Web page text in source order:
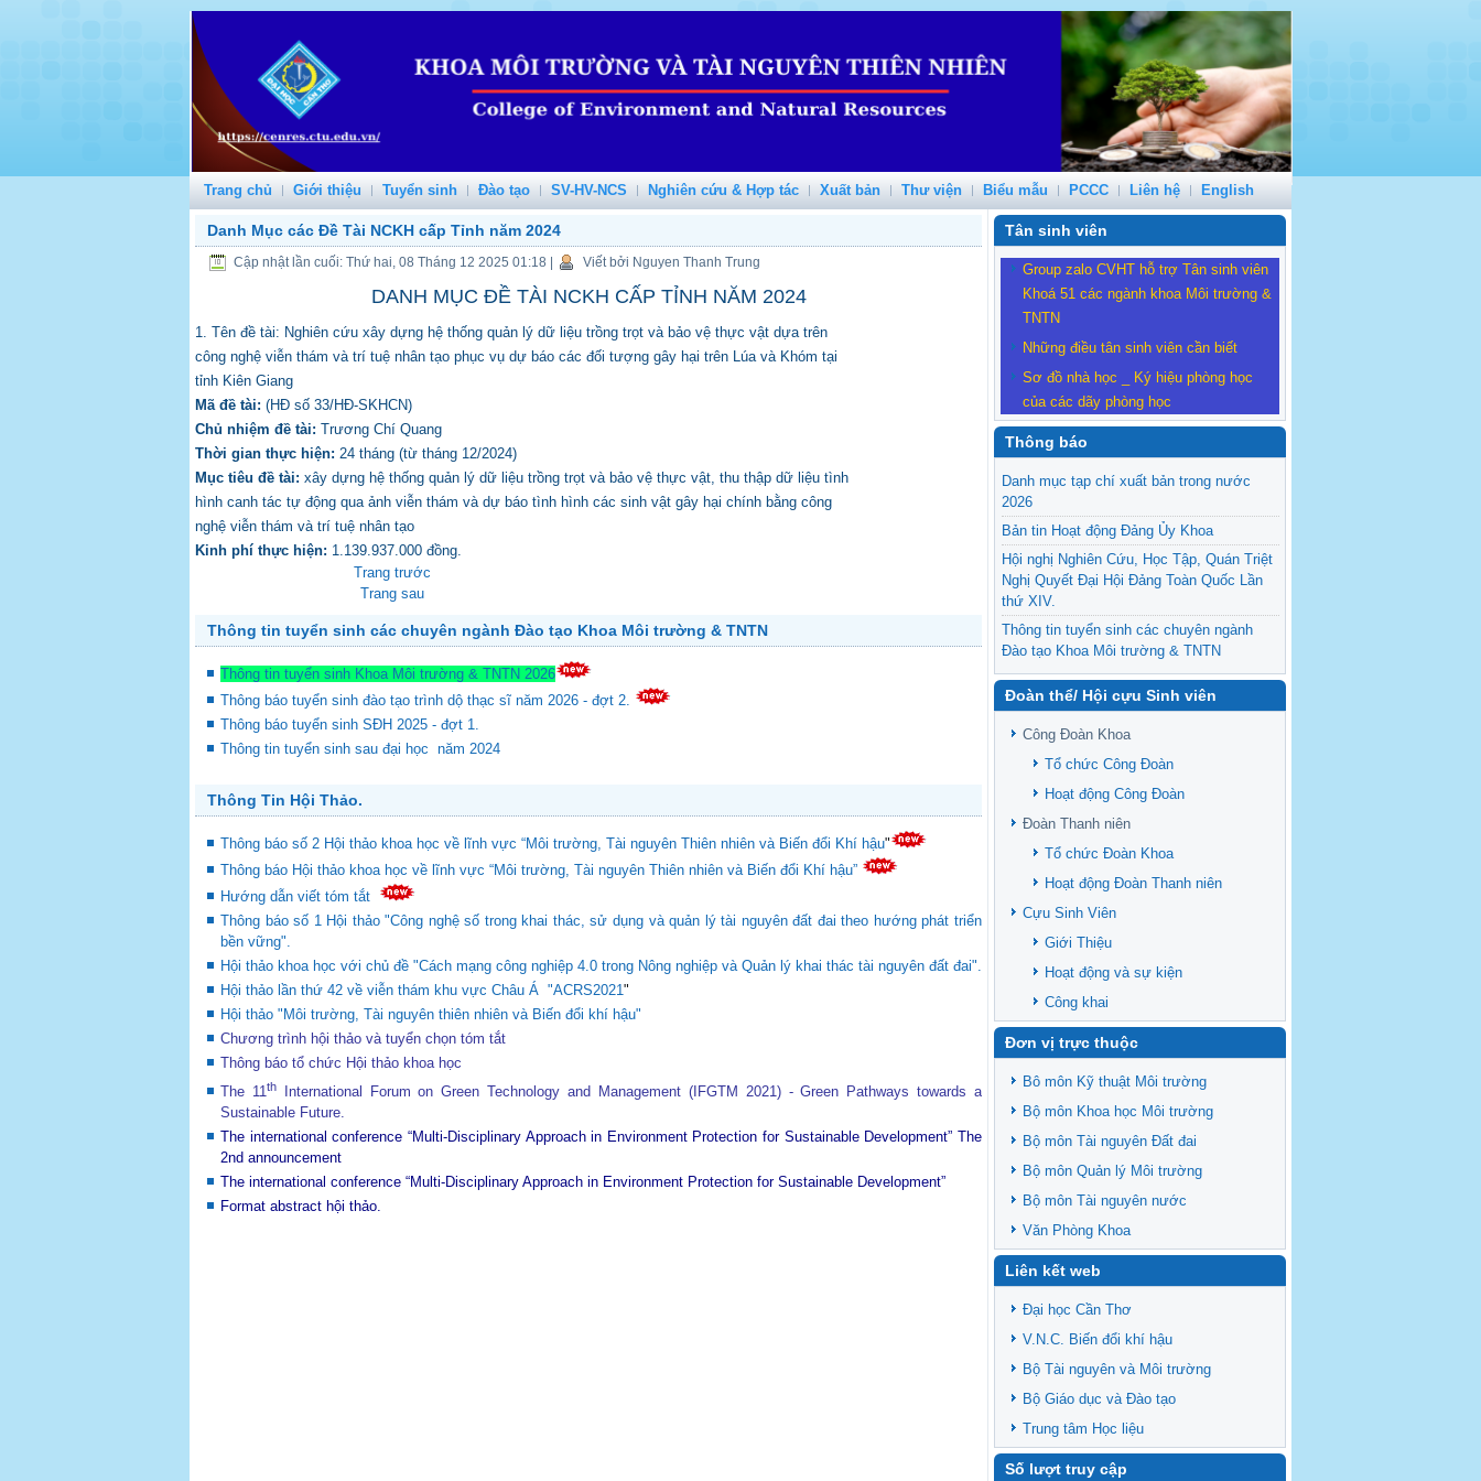
Trang chủ Giới thiệu Tuyển sinh Đào tạo SV-HV-NCS Nghiên cứu & Hợp tác Xuất bản Thư viện Biểu mẫu PCCC Liên hệ English
Danh Mục các Đề Tài NCKH cấp Tỉnh năm 2024
Cập nhật lần cuối: Thứ hai, 08 Tháng 12 2025 01:18 Viết bởi Nguyen Thanh Trung
DANH MỤC ĐỀ TÀI NCKH CẤP TỈNH NĂM 2024
1. Tên đề tài: Nghiên cứu xây dựng hệ thống quản lý dữ liệu trồng trọt và bảo vệ thực vật dựa trên
công nghệ viễn thám và trí tuệ nhân tạo phục vụ dự báo các đối tượng gây hại trên Lúa và Khóm tại
tỉnh Kiên Giang
Mã đề tài: (HĐ số 33/HĐ-SKHCN)
Chủ nhiệm đề tài: Trương Chí Quang
Thời gian thực hiện: 24 tháng (từ tháng 12/2024)
Mục tiêu đề tài: xây dựng hệ thống quản lý dữ liệu trồng trọt và bảo vệ thực vật, thu thập dữ liệu tình
hình canh tác tự động qua ảnh viễn thám và dự báo tình hình các sinh vật gây hại chính bằng công
nghệ viễn thám và trí tuệ nhân tạo
Kinh phí thực hiện: 1.139.937.000 đồng.
Trang trước
Trang sau
Thông tin tuyển sinh các chuyên ngành Đào tạo Khoa Môi trường & TNTN
Thông tin tuyển sinh Khoa Môi trường & TNTN 2026
Thông báo tuyển sinh đào tạo trình dộ thạc sĩ năm 2026 - đợt 2.
Thông báo tuyển sinh SĐH 2025 - đợt 1.
Thông tin tuyển sinh sau đại học năm 2024
Thông Tin Hội Thảo.
Thông báo số 2 Hội thảo khoa học về lĩnh vực “Môi trường, Tài nguyên Thiên nhiên và Biến đổi Khí hậu"
Thông báo Hội thảo khoa học về lĩnh vực “Môi trường, Tài nguyên Thiên nhiên và Biến đổi Khí hậu”
Hướng dẫn viết tóm tắt
Thông báo số 1 Hội thảo "Công nghệ số trong khai thác, sử dụng và quản lý tài nguyên đất đai theo hướng phát triển
bền vững".
Hội thảo khoa học với chủ đề "Cách mạng công nghiệp 4.0 trong Nông nghiệp và Quản lý khai thác tài nguyên đất đai".
Hội thảo lần thứ 42 về viễn thám khu vực Châu Á "ACRS2021"
Hội thảo "Môi trường, Tài nguyên thiên nhiên và Biến đổi khí hậu"
Chương trình hội thảo và tuyển chọn tóm tắt
Thông báo tổ chức Hội thảo khoa học
The 11thInternational Forum on Green Technology and Management (IFGTM 2021) - Green Pathways towards a
Sustainable Future.
The international conference “Multi-Disciplinary Approach in Environment Protection for Sustainable Development” The
2nd announcement
The international conference “Multi-Disciplinary Approach in Environment Protection for Sustainable Development”
Format abstract hội thảo.
Tân sinh viên
Group zalo CVHT hỗ trợ Tân sinh viên
Khoá 51 các ngành khoa Môi trường &
TNTN
Những điều tân sinh viên cần biết
Sơ đồ nhà học _ Ký hiệu phòng học
của các dãy phòng học
Thông báo
Danh mục tạp chí xuất bản trong nước
2026
Bản tin Hoạt động Đảng Ủy Khoa
Hội nghị Nghiên Cứu, Học Tập, Quán Triệt
Nghị Quyết Đại Hội Đảng Toàn Quốc Lần
thứ XIV.
Thông tin tuyển sinh các chuyên ngành
Đào tạo Khoa Môi trường & TNTN
Feasibility evaluation of using cattle
manure for biogas production: A case study
Vietnamese Mekong Delta
Sediment properties in flood-based farming
systems in the Vietnamese upstream
Văn bản - Quy định
Ban chấp hành Đảng bộ khoa
Đoàn thể/ Hội cựu Sinh viên
Công Đoàn Khoa
Tổ chức Công Đoàn
Hoạt động Công Đoàn
Đoàn Thanh niên
Tổ chức Đoàn Khoa
Hoạt động Đoàn Thanh niên
Cựu Sinh Viên
Giới Thiệu
Hoạt động và sự kiện
Công khai
Đơn vị trực thuộc
Bô môn Kỹ thuật Môi trường
Bộ môn Khoa học Môi trường
Bộ môn Tài nguyên Đất đai
Bộ môn Quản lý Môi trường
Bộ môn Tài nguyên nước
Văn Phòng Khoa
Liên kết web
Đại học Cần Thơ
V.N.C. Biến đổi khí hậu
Bộ Tài nguyên và Môi trường
Bộ Giáo dục và Đào tạo
Trung tâm Học liệu
Số lượt truy cập